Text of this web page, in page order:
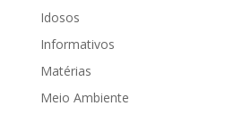
Idosos
Informativos
Matérias
Meio Ambiente